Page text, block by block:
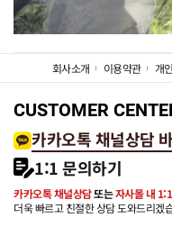
회사소개 이용약관 개
CUSTOMER
카카오톡 채널상담
1:1 문의하기
카카오톡 채널상담또는자사몰 내
더욱 빠르고 친절한 상담 도와드리겠